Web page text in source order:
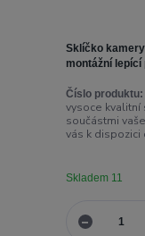
Sklíčko kamery
montážní lepící
Číslo produktu:
vysoce kvalitní
součástmi
vás k dispozici
Skladem 11